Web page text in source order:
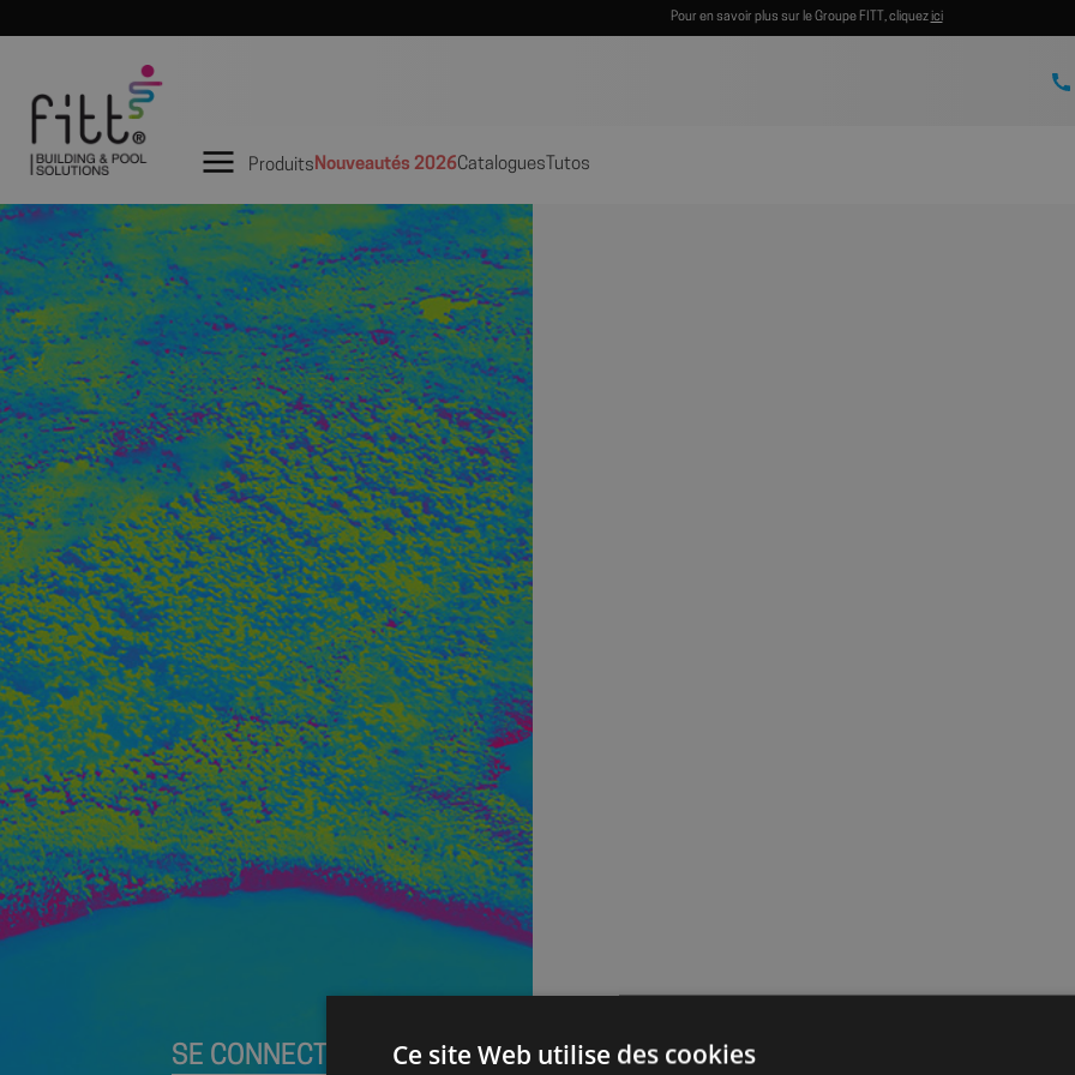
Pour en savoir plus sur le Groupe FITT, cliquezici
Produits Nouveautés 2026Catalogues Tutos
SE CONNECTER Ce site Web utilise des cookies